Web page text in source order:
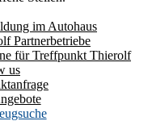
im Autohaus
Partnerbetriebe
für Treffpunkt Thierolf
us